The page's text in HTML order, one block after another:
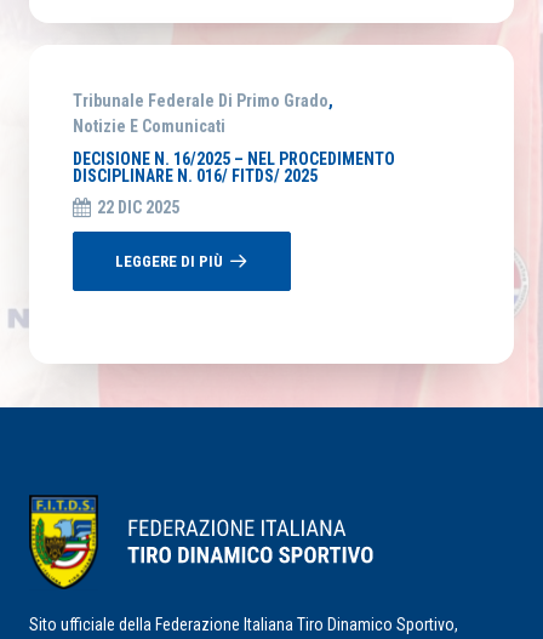
Tribunale Federale Di Primo Grado,
Notizie E Comunicati
DECISIONE N. 16/2025 – NEL PROCEDIMENTO
DISCIPLINARE N. 016/ FITDS/ 2025
22 DIC 2025
LEGGERE DI PIÙ
Sito ufficiale della Federazione Italiana Tiro Dinamico Sportivo,